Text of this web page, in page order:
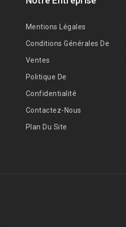
Mentions Légales
Conditions Générales De
Ventes
Politique De
Confidentialité
Contactez-Nous
Plan Du Site